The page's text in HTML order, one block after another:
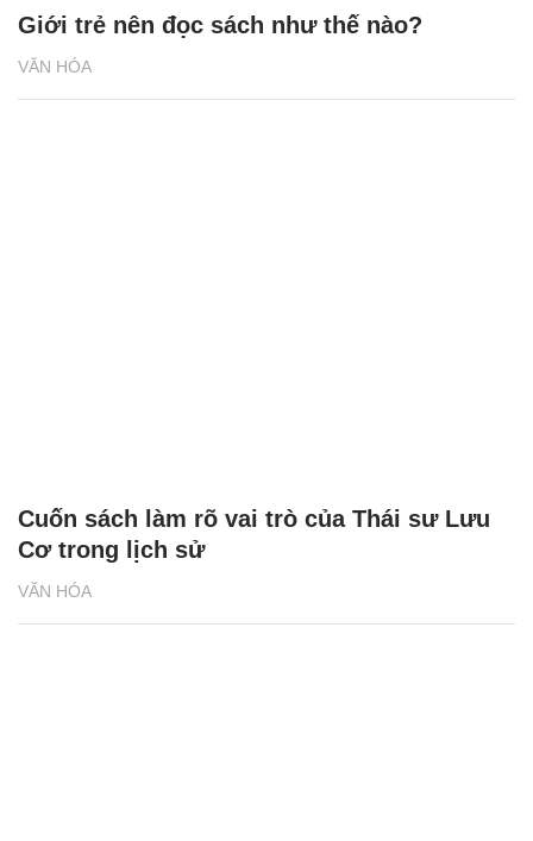
VĂN HÓA
Giới trẻ nên đọc sách như thế nào?
VĂN HÓA
Cuốn sách làm rõ vai trò của Thái sư Lưu
Cơ trong lịch sử